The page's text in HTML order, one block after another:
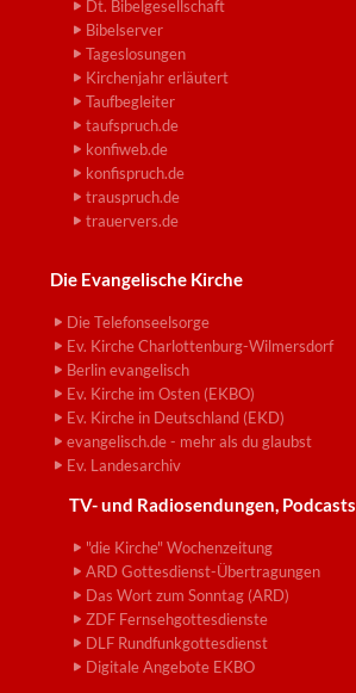
Dt. Bibelgesellschaft
Bibelserver
Tageslosungen
Kirchenjahr erläutert
Taufbegleiter
taufspruch.de
konfiweb.de
konfispruch.de
trauspruch.de
trauervers.de
Die Evangelische Kirche
Die Telefonseelsorge
Ev. Kirche Charlottenburg-Wilmersdorf
Berlin evangelisch
Ev. Kirche im Osten (EKBO)
Ev. Kirche in Deutschland (EKD)
evangelisch.de - mehr als du glaubst
Ev. Landesarchiv
TV- und Radiosendungen, Podcasts
"die Kirche" Wochenzeitung
ARD Gottesdienst-Übertragungen
Das Wort zum Sonntag (ARD)
ZDF Fernsehgottesdienste
DLF Rundfunkgottesdienst
Digitale Angebote EKBO